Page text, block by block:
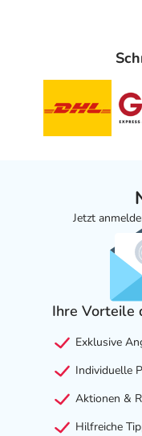
Jetzt
Ihre Vorteile
Exklusive
Individuelle
Aktionen &
Hilfreiche